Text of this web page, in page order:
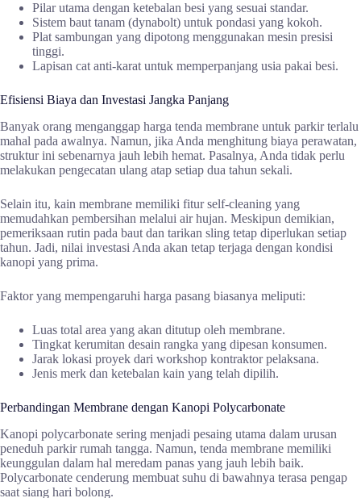
Pilar utama dengan ketebalan besi yang sesuai standar.
Sistem baut tanam (dynabolt) untuk pondasi yang kokoh.
Plat sambungan yang dipotong menggunakan mesin presisi
tinggi.
Lapisan cat anti-karat untuk memperpanjang usia pakai besi.
Efisiensi Biaya dan Investasi Jangka Panjang
Banyak orang menganggap harga tenda membrane untuk parkir terlalu
mahal pada awalnya. Namun, jika Anda menghitung biaya perawatan,
struktur ini sebenarnya jauh lebih hemat. Pasalnya, Anda tidak perlu
melakukan pengecatan ulang atap setiap dua tahun sekali.
Selain itu, kain membrane memiliki fitur self-cleaning yang
memudahkan pembersihan melalui air hujan. Meskipun demikian,
pemeriksaan rutin pada baut dan tarikan sling tetap diperlukan setiap
tahun. Jadi, nilai investasi Anda akan tetap terjaga dengan kondisi
kanopi yang prima.
Faktor yang mempengaruhi harga pasang biasanya meliputi:
Luas total area yang akan ditutup oleh membrane.
Tingkat kerumitan desain rangka yang dipesan konsumen.
Jarak lokasi proyek dari workshop kontraktor pelaksana.
Jenis merk dan ketebalan kain yang telah dipilih.
Perbandingan Membrane dengan Kanopi Polycarbonate
Kanopi polycarbonate sering menjadi pesaing utama dalam urusan
peneduh parkir rumah tangga. Namun, tenda membrane memiliki
keunggulan dalam hal meredam panas yang jauh lebih baik.
Polycarbonate cenderung membuat suhu di bawahnya terasa pengap
saat siang hari bolong.